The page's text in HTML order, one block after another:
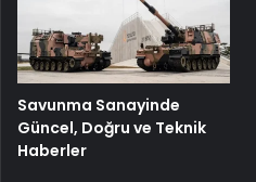
Savunma Sanayinde
Güncel, Doğru ve Teknik
Haberler